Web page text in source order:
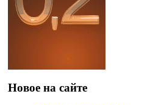
Новое на сайте